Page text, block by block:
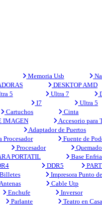
Memoria Usb
DESKTOP AMD
5 Ultra 7
I7 Ultra 5
Cartuchos Cinta
IMAGEN Accesorio para
Adaptador de Puertos
Procesador Fuente de
Procesador
PORTATIL Base
DDR5
Impresora Punto
Antenas Cable Utp
Enchufe Inversor
Parlante Teatro en Casa